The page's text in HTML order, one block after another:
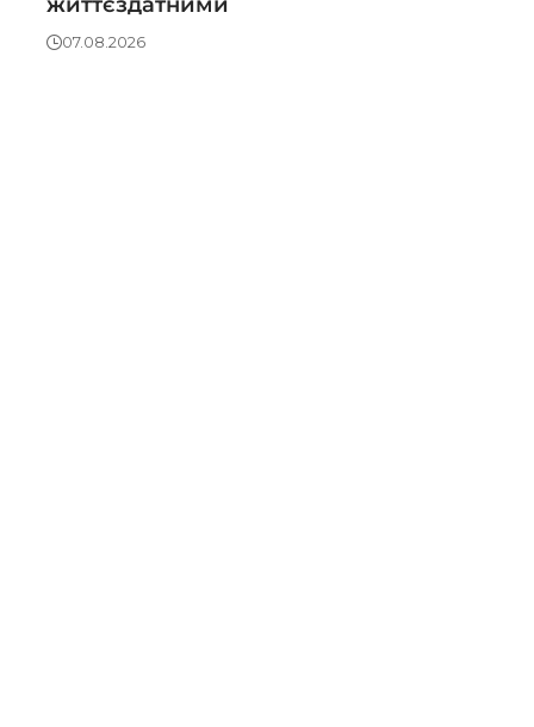
життєздатними
07.08.2026